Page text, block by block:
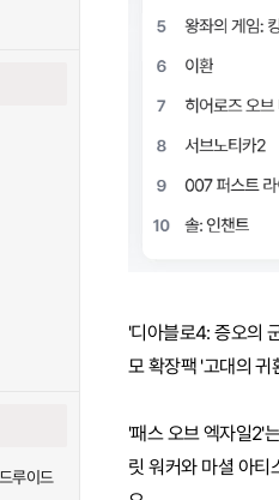
드루이드
'디아블로4: 증오의
모 확장팩 '고대의 귀
'패스 오브 엑자일2'
릿 워커와 마셜 아티